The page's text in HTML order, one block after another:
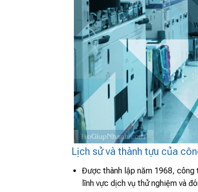
Lịch sử và thành tựu của
Được thành lập năm 1968, công
lĩnh vực dịch vụ thử nghiệm và